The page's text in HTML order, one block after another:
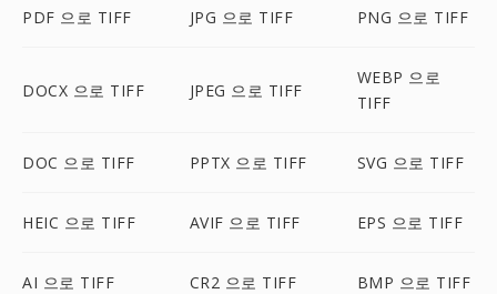
PDF 으로 TIFF JPG 으로 TIFF PNG 으로 TIFF
DOCX 으로 TIFF JPEG 으로 TIFF
WEBP 으로
TIFF
DOC 으로 TIFF PPTX 으로 TIFF SVG 으로 TIFF
HEIC 으로 TIFF AVIF 으로 TIFF EPS 으로 TIFF
AI 으로 TIFF CR2 으로 TIFF BMP 으로 TIFF